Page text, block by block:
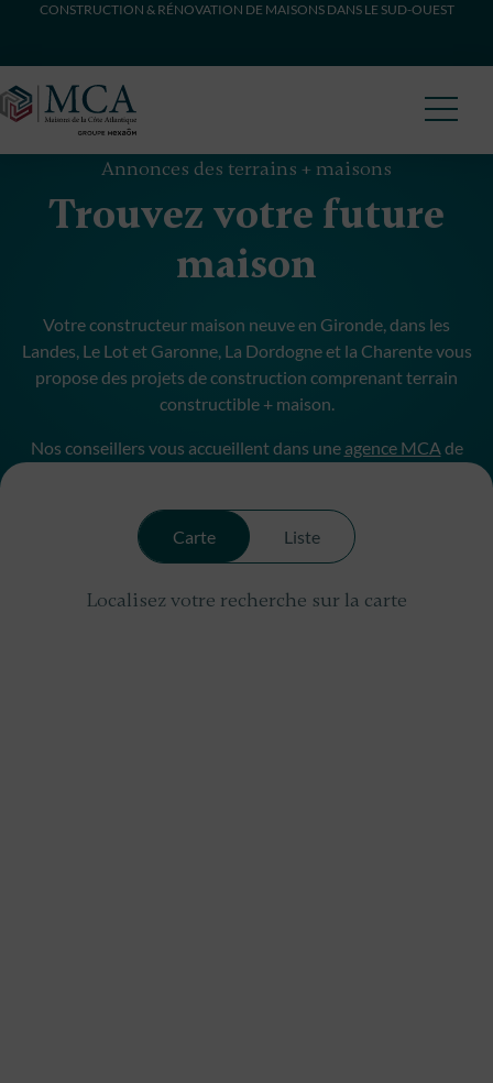
CONSTRUCTION & RÉNOVATION DE MAISONS DANS LE SUD-OUEST
Annonces des terrains + maisons
Trouvez votre future
maison
Votre constructeur maison neuve en Gironde, dans les
Landes, Le Lot et Garonne, La Dordogne et la Charente vous
propose des projets de construction comprenant terrain
constructible + maison.
Nos conseillers vous accueillent dans une agence MCA de
Carte Liste
Localisez votre recherche sur la carte